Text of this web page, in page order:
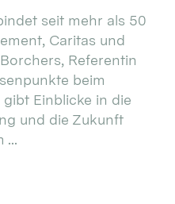
seit mehr als 50
Caritas und
Referentin
beim
Einblicke in die
und die Zukunft
...